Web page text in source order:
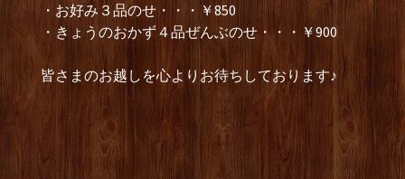
・お好み３品のせ・・・￥850
・きょうのおかず４品ぜんぶのせ・・・￥900
皆さまのお越しを心よりお待ちしております♪